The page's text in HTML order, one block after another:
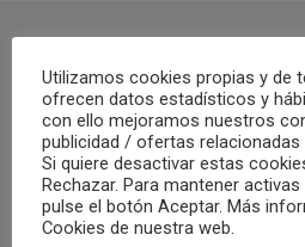
RELATED
02/05/2022
Utilizamos cookies propias y de
ofrecen datos estadísticos y
con ello mejoramos nuestros
publicidad / ofertas
Si quiere desactivar estas
Rechazar. Para mantener
pulse el botón Aceptar. Más
Cookies de nuestra web.